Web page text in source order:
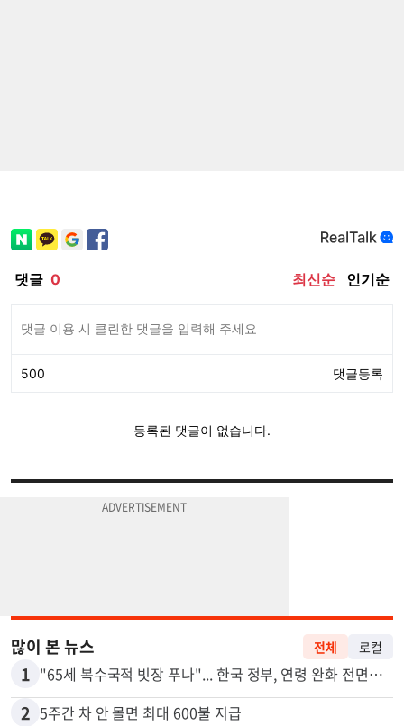
많이 본 뉴스 전체 로컬
1 "65세 복수국적 빗장 푸나"... 한국 정부, 연령 완화 전면 추진
2 5주간 차 안 몰면 최대 600불 지급